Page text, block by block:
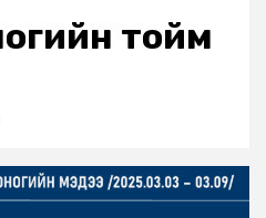
тойм